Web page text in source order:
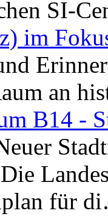
SI-
im
an
B14 -
für